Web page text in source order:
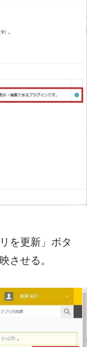
を更新」ボタ
させる。